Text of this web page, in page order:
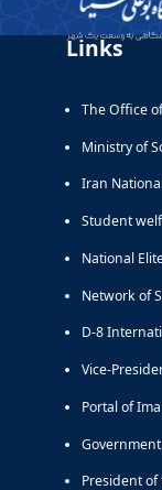
Links
The Office
Ministry of
Iran
Student
National
Network of
D-8
Vice-
Portal of
President